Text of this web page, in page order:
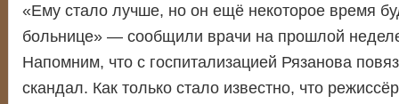
«Ему стало лучше, но он ещё некоторое время
больнице» — сообщили врачи на прошлой
Напомним, что с госпитализацией Рязанова
скандал. Как только стало известно, что